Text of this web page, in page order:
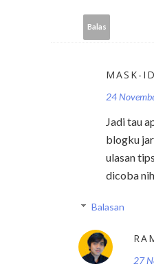
Balas
MASK-ID
24
Jadi tau
blogku
ulasan
dicoba nih...
Balasan
27